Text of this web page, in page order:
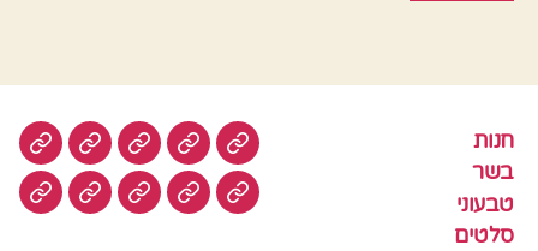
חנות
בשר
טבעוני
סלטים
חנות בשר טבעוניסלטים
עוגיותעוף צמחונידגים